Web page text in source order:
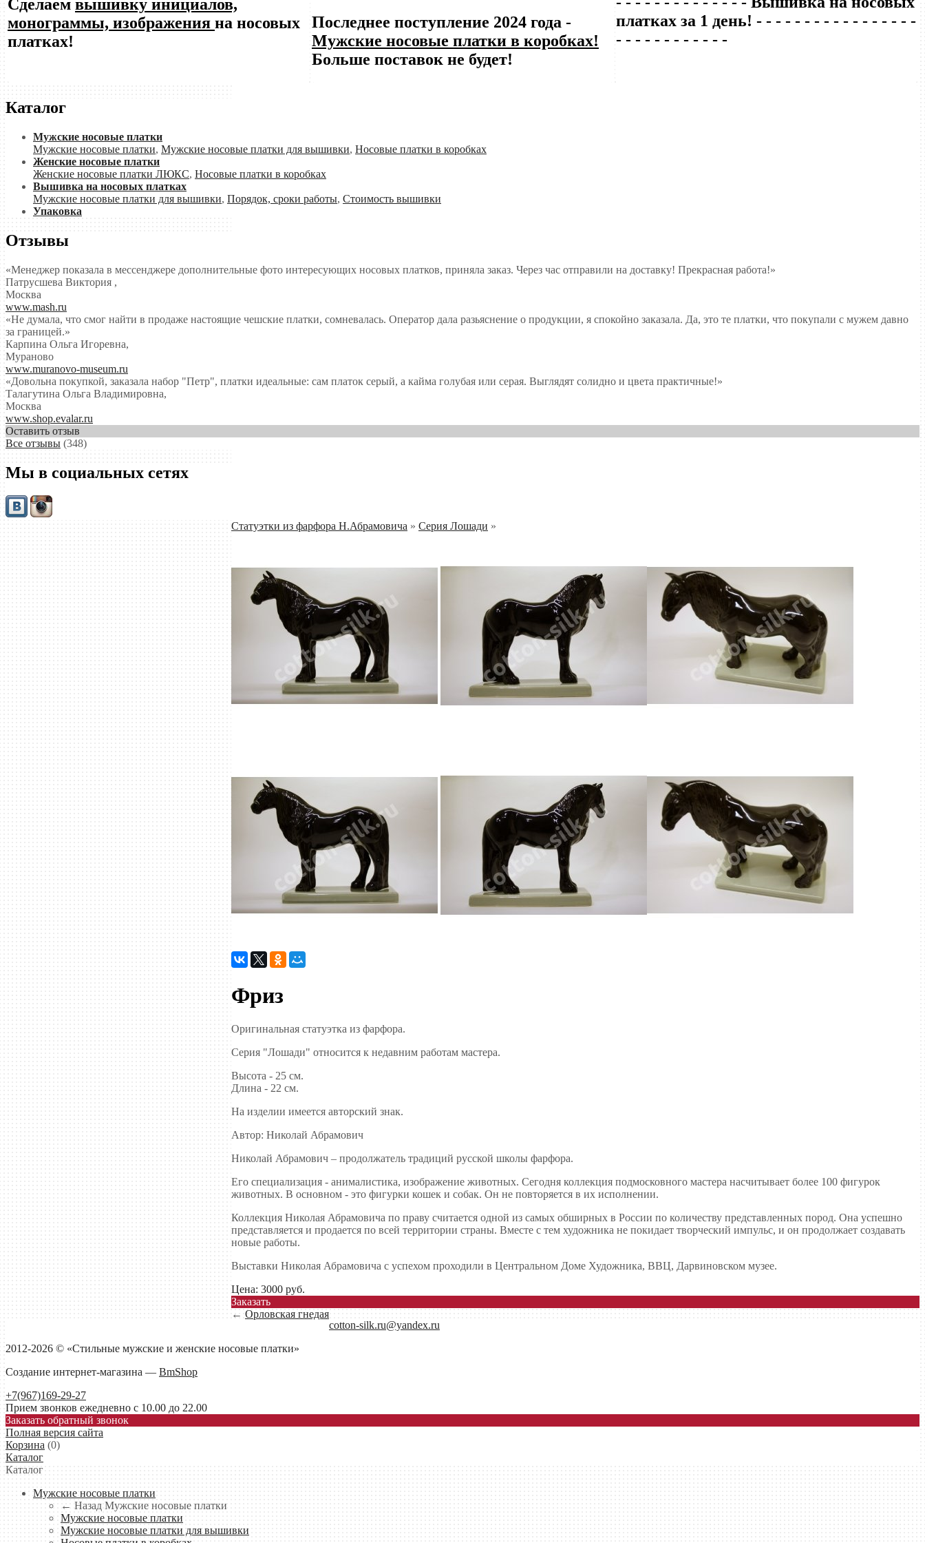
Сделаем вышивку инициалов,
монограммы, изображения на носовых
платках!
Последнее поступление 2024 года -
Мужские носовые платки в коробках!
Больше поставок не будет!
платках за 1 день! - - - - - - - - - - - - - - - - -
- - - - - - - - - - - -
Каталог
Мужские носовые платки
Мужские носовые платки, Мужские носовые платки для вышивки, Носовые платки в коробках
Женские носовые платки
Женские носовые платки ЛЮКС, Носовые платки в коробках
Вышивка на носовых платках
Мужские носовые платки для вышивки, Порядок, сроки работы, Стоимость вышивки
Упаковка
Отзывы
«Менеджер показала в мессенджере дополнительные фото интересующих носовых платков, приняла заказ. Через час отправили на доставку! Прекрасная работа!»
Патрусшева Виктория ,
Москва
www.mash.ru
«Не думала, что смог найти в продаже настоящие чешские платки, сомневалась. Оператор дала разьяснение о продукции, я спокойно заказала. Да, это те платки, что покупали с мужем давно
за границей.»
Карпина Ольга Игоревна,
Мураново
www.muranovo-museum.ru
«Довольна покупкой, заказала набор "Петр", платки идеальные: сам платок серый, а кайма голубая или серая. Выглядят солидно и цвета практичные!»
Талагутина Ольга Владимировна,
Москва
www.shop.evalar.ru
Оставить отзыв
Все отзывы (348)
Мы в социальных сетях
Статуэтки из фарфора Н.Абрамовича » Серия Лошади »
Фриз
Оригинальная статуэтка из фарфора.
Серия "Лошади" относится к недавним работам мастера.
Высота - 25 см.
Длина - 22 см.
На изделии имеется авторский знак.
Автор: Николай Абрамович
Николай Абрамович – продолжатель традиций русской школы фарфора.
Его специализация - анималистика, изображение животных. Сегодня коллекция подмосковного мастера насчитывает более 100 фигурок
животных. В основном - это фигурки кошек и собак. Он не повторяется в их исполнении.
Коллекция Николая Абрамовича по праву считается одной из самых обширных в России по количеству представленных пород. Она успешно
представляется и продается по всей территории страны. Вместе с тем художника не покидает творческий импульс, и он продолжает создавать
новые работы.
Выставки Николая Абрамовича с успехом проходили в Центральном Доме Художника, ВВЦ, Дарвиновском музее.
Цена: 3000 руб.
Заказать
← Орловская гнедая
cotton-silk.ru@yandex.ru
2012-2026 © «Стильные мужские и женские носовые платки»
Создание интернет-магазина — BmShop
+7(967)169-29-27
Прием звонков ежедневно с 10.00 до 22.00
Заказать обратный звонок
Полная версия сайта
Корзина (0)
Каталог
Каталог
Мужские носовые платки
← Назад Мужские носовые платки
Мужские носовые платки
Мужские носовые платки для вышивки